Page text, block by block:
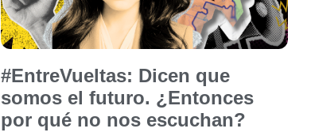
#EntreVueltas: Dicen que
somos el futuro. ¿Entonces
por qué no nos escuchan?